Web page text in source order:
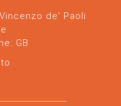
de' Paoli
GB